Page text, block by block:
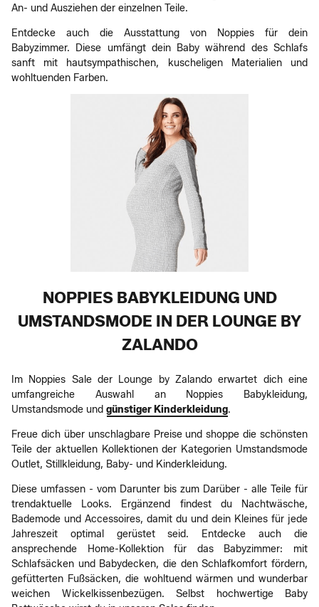
An- und Ausziehen der einzelnen Teile.
Entdecke auch die Ausstattung von Noppies für dein
Babyzimmer. Diese umfängt dein Baby während des Schlafs
sanft mit hautsympathischen, kuscheligen Materialien und
wohltuenden Farben.
NOPPIES BABYKLEIDUNG UND
UMSTANDSMODE IN DER LOUNGE BY
ZALANDO
Im Noppies Sale der Lounge by Zalando erwartet dich eine
umfangreiche Auswahl an Noppies Babykleidung,
Umstandsmode und günstiger Kinderkleidung.
Freue dich über unschlagbare Preise und shoppe die schönsten
Teile der aktuellen Kollektionen der Kategorien Umstandsmode
Outlet, Stillkleidung, Baby- und Kinderkleidung.
Diese umfassen - vom Darunter bis zum Darüber - alle Teile für
trendaktuelle Looks. Ergänzend findest du Nachtwäsche,
Bademode und Accessoires, damit du und dein Kleines für jede
Jahreszeit optimal gerüstet seid. Entdecke auch die
ansprechende Home-Kollektion für das Babyzimmer: mit
Schlafsäcken und Babydecken, die den Schlafkomfort fördern,
gefütterten Fußsäcken, die wohltuend wärmen und wunderbar
weichen Wickelkissenbezügen. Selbst hochwertige Baby